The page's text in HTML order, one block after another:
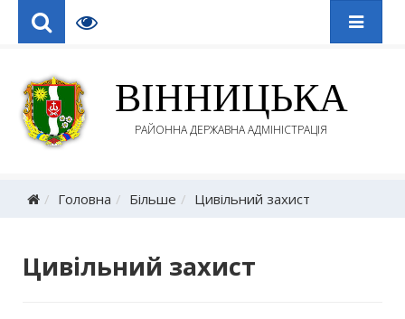
ВІННИЦЬКА
РАЙОННА ДЕРЖАВНА АДМІНІСТРАЦІЯ
Головна Більше Цивільний захист
Цивільний захист